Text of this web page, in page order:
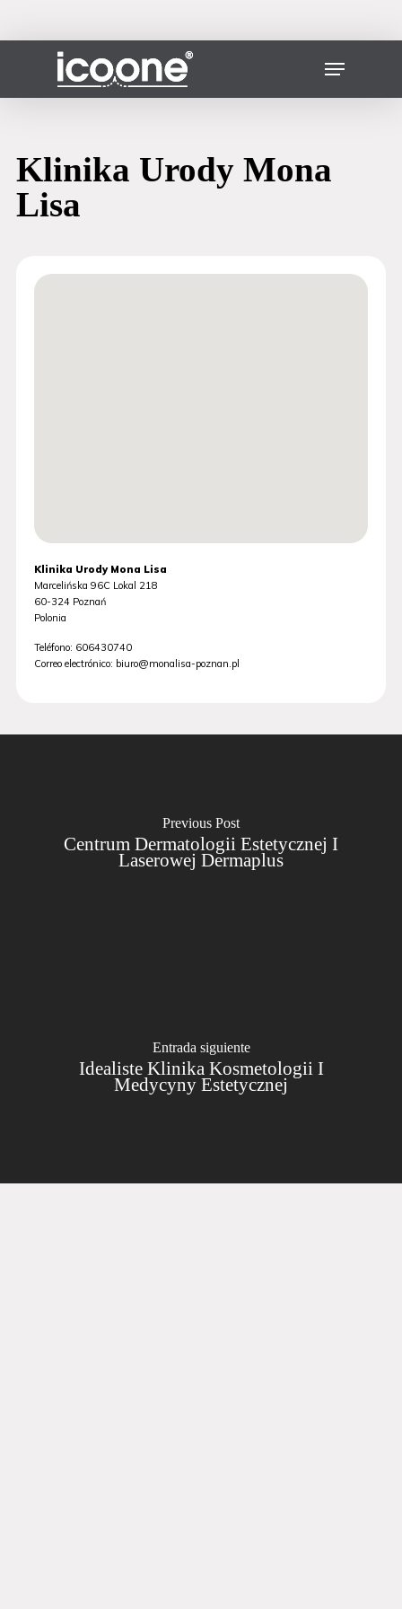
contenido
Menú
Klinika Urody Mona
Lisa
Klinika Urody Mona Lisa
Marcelińska 96C Lokal 218
60-324 Poznań
Polonia
Teléfono: 606430740
Correo electrónico: biuro@monalisa-poznan.pl
Previous Post
Centrum Dermatologii Estetycznej I
Laserowej Dermaplus
Entrada siguiente
Idealiste Klinika Kosmetologii I
Medycyny Estetycznej